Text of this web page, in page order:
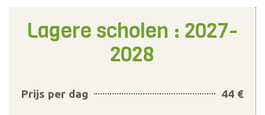
Lagere scholen : 2027-
2028
Prijs per dag 44 €